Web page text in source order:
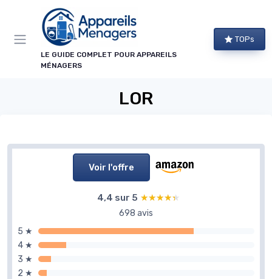
LE GUIDE COMPLET POUR APPAREILS
MÉNAGERS
TOPs
LOR
Voir l'offre
4,4 sur 5 ★★★★★
★★★★★
698 avis
5 ★
4 ★
3 ★
2 ★
Panneau de gestion des cookies